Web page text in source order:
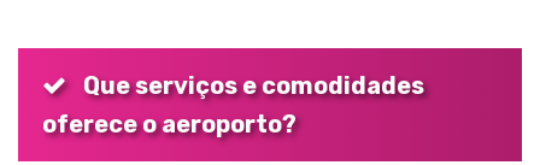
Que serviços e comodidades
oferece o aeroporto?